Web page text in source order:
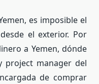
es imposible el
el exterior. Por
a Yemen, dónde
project manager del
de comprar